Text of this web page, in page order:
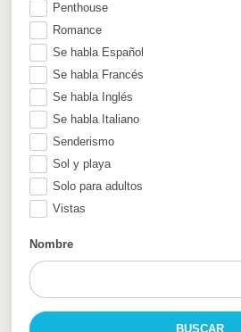
Penthouse
Romance
Se habla Español
Se habla Francés
Se habla Inglés
Se habla Italiano
Senderismo
Sol y playa
Solo para adultos
Vistas
Nombre